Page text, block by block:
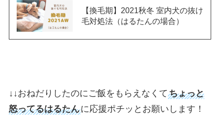
【換毛期】2021秋冬 室内犬の抜け
毛対処法（はるたんの場合）
↓ ↓おねだりしたのにご飯をもらえなくてちょっと
怒ってるはるたんに応援ポチッとお願いします！